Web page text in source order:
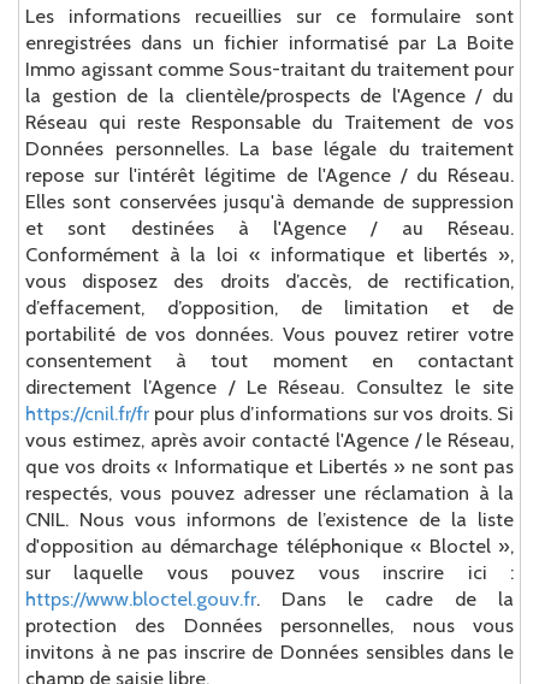
Les informations recueillies sur ce formulaire sont
enregistrées dans un fichier informatisé par La Boite
Immo agissant comme Sous-traitant du traitement pour
la gestion de la clientèle/prospects de l'Agence / du
Réseau qui reste Responsable du Traitement de vos
Données personnelles. La base légale du traitement
repose sur l'intérêt légitime de l'Agence / du Réseau.
Elles sont conservées jusqu'à demande de suppression
et sont destinées à l'Agence / au Réseau.
Conformément à la loi « informatique et libertés »,
vous disposez des droits d’accès, de rectification,
d’effacement, d’opposition, de limitation et de
portabilité de vos données. Vous pouvez retirer votre
consentement à tout moment en contactant
directement l’Agence / Le Réseau. Consultez le site
https://cnil.fr/fr pour plus d’informations sur vos droits. Si
vous estimez, après avoir contacté l'Agence / le Réseau,
que vos droits « Informatique et Libertés » ne sont pas
respectés, vous pouvez adresser une réclamation à la
CNIL. Nous vous informons de l’existence de la liste
d'opposition au démarchage téléphonique « Bloctel »,
sur laquelle vous pouvez vous inscrire ici :
https://www.bloctel.gouv.fr. Dans le cadre de la
protection des Données personnelles, nous vous
invitons à ne pas inscrire de Données sensibles dans le
champ de saisie libre.